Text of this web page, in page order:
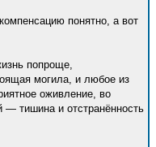
понятно, а вот
попроще,
могила, и любое из
оживление, во
— тишина и отстранённость